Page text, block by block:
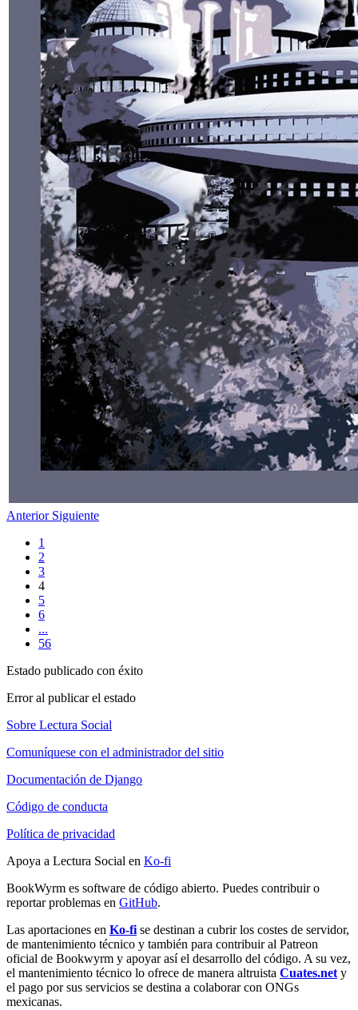
Anterior Siguiente
1
2
3
4
5
6
...
56
Estado publicado con éxito
Error al publicar el estado
Sobre Lectura Social
Comuníquese con el administrador del sitio
Documentación de Django
Código de conducta
Política de privacidad
Apoya a Lectura Social en Ko-fi
BookWyrm es software de código abierto. Puedes contribuir o
reportar problemas en GitHub.
Las aportaciones en Ko-fi se destinan a cubrir los costes de servidor,
de mantenimiento técnico y también para contribuir al Patreon
oficial de Bookwyrm y apoyar así el desarrollo del código. A su vez,
el mantenimiento técnico lo ofrece de manera altruista Cuates.net y
el pago por sus servicios se destina a colaborar con ONGs
mexicanas.